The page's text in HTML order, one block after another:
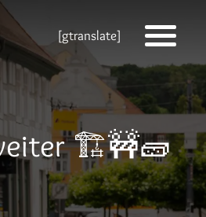
[gtranslate]
🏗️🚧🧱
heute!